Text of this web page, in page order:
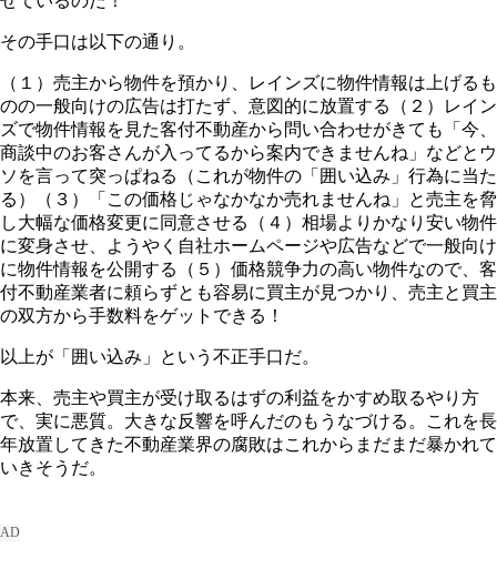
その手口は以下の通り。
（１）売主から物件を預かり、レインズに物件情報は上げるも
のの一般向けの広告は打たず、意図的に放置する（２）レイン
ズで物件情報を見た客付不動産から問い合わせがきても「今、
商談中のお客さんが入ってるから案内できませんね」などとウ
ソを言って突っぱねる（これが物件の「囲い込み」行為に当た
る）（３）「この価格じゃなかなか売れませんね」と売主を脅
し大幅な価格変更に同意させる（４）相場よりかなり安い物件
に変身させ、ようやく自社ホームページや広告などで一般向け
に物件情報を公開する（５）価格競争力の高い物件なので、客
付不動産業者に頼らずとも容易に買主が見つかり、売主と買主
の双方から手数料をゲットできる！
以上が「囲い込み」という不正手口だ。
本来、売主や買主が受け取るはずの利益をかすめ取るやり方
で、実に悪質。大きな反響を呼んだのもうなづける。これを長
年放置してきた不動産業界の腐敗はこれからまだまだ暴かれて
いきそうだ。